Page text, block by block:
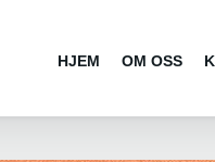
Jump to
HJEM OM OSS